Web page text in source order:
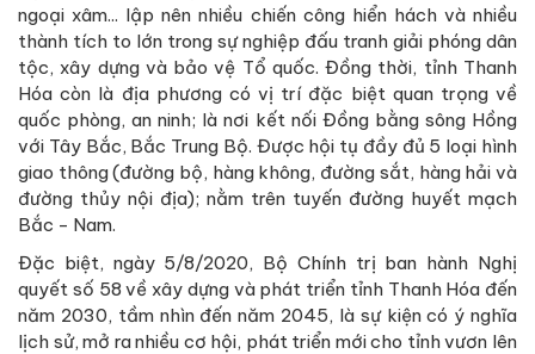
ngoại xâm... lập nên nhiều chiến công hiển hách và nhiều
thành tích to lớn trong sự nghiệp đấu tranh giải phóng dân
tộc, xây dựng và bảo vệ Tổ quốc. Đồng thời, tỉnh Thanh
Hóa còn là địa phương có vị trí đặc biệt quan trọng về
quốc phòng, an ninh; là nơi kết nối Đồng bằng sông Hồng
với Tây Bắc, Bắc Trung Bộ. Được hội tụ đầy đủ 5 loại hình
giao thông (đường bộ, hàng không, đường sắt, hàng hải và
đường thủy nội địa); nằm trên tuyến đường huyết mạch
Bắc - Nam.
Đặc biệt, ngày 5/8/2020, Bộ Chính trị ban hành Nghị
quyết số 58 về xây dựng và phát triển tỉnh Thanh Hóa đến
năm 2030, tầm nhìn đến năm 2045, là sự kiện có ý nghĩa
lịch sử, mở ra nhiều cơ hội, phát triển mới cho tỉnh vươn lên